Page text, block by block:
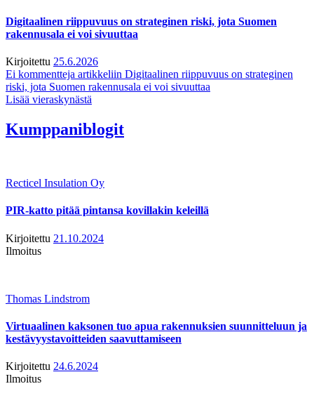
Digitaalinen riippuvuus on strateginen riski, jota Suomen
rakennusala ei voi sivuuttaa
Kirjoitettu 25.6.2026
Ei kommentteja artikkeliin Digitaalinen riippuvuus on strateginen
riski, jota Suomen rakennusala ei voi sivuuttaa
Lisää vieraskynästä
Kumppaniblogit
Recticel Insulation Oy
PIR-katto pitää pintansa kovillakin keleillä
Kirjoitettu 21.10.2024
Ilmoitus
Thomas Lindstrom
Virtuaalinen kaksonen tuo apua rakennuksien suunnitteluun ja
kestävyystavoitteiden saavuttamiseen
Kirjoitettu 24.6.2024
Ilmoitus